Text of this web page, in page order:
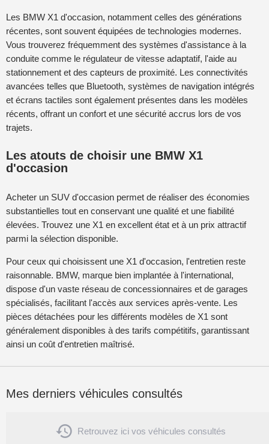
Les BMW X1 d'occasion, notamment celles des générations
récentes, sont souvent équipées de technologies modernes.
Vous trouverez fréquemment des systèmes d'assistance à la
conduite comme le régulateur de vitesse adaptatif, l'aide au
stationnement et des capteurs de proximité. Les connectivités
avancées telles que Bluetooth, systèmes de navigation intégrés
et écrans tactiles sont également présentes dans les modèles
récents, offrant un confort et une sécurité accrus lors de vos
trajets.
Les atouts de choisir une BMW X1
d'occasion
Acheter un SUV d'occasion permet de réaliser des économies
substantielles tout en conservant une qualité et une fiabilité
élevées. Trouvez une X1 en excellent état et à un prix attractif
parmi la sélection disponible.
Pour ceux qui choisissent une X1 d'occasion, l'entretien reste
raisonnable. BMW, marque bien implantée à l'international,
dispose d'un vaste réseau de concessionnaires et de garages
spécialisés, facilitant l'accès aux services après-vente. Les
pièces détachées pour les différents modèles de X1 sont
généralement disponibles à des tarifs compétitifs, garantissant
ainsi un coût d'entretien maîtrisé.
Mes derniers véhicules consultés
 Retrouvez ici vos véhicules consultés